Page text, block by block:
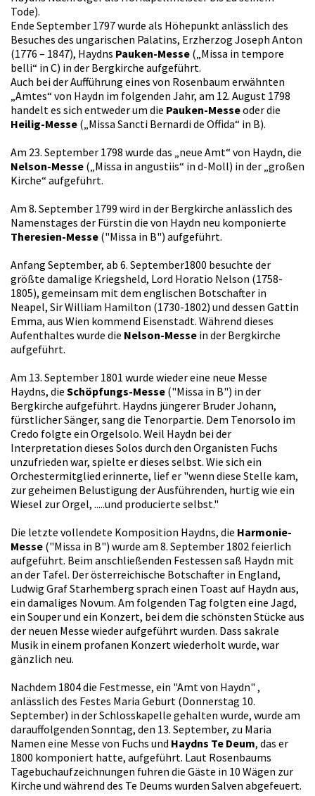
Tode).
Ende September 1797 wurde als Höhepunkt anlässlich des
Besuches des ungarischen Palatins, Erzherzog Joseph Anton
(1776 – 1847), Haydns Pauken-Messe („Missa in tempore
belli“ in C) in der Bergkirche aufgeführt.
Auch bei der Aufführung eines von Rosenbaum erwähnten
„Amtes“ von Haydn im folgenden Jahr, am 12. August 1798
handelt es sich entweder um die Pauken-Messeoder die
Heilig-Messe („Missa Sancti Bernardi de Offida“ in B).
Am 23. September 1798 wurde das „neue Amt“ von Haydn, die
Nelson-Messe („Missa in angustiis“ in d-Moll) in der „großen
Kirche“ aufgeführt.
Am 8. September 1799 wird in der Bergkirche anlässlich des
Namenstages der Fürstin die von Haydn neu komponierte
Theresien-Messe ("Missa in B") aufgeführt.
Anfang September, ab 6. September1800 besuchte der
größte damalige Kriegsheld, Lord Horatio Nelson (1758-
1805), gemeinsam mit dem englischen Botschafter in
Neapel, Sir William Hamilton (1730-1802) und dessen Gattin
Emma, aus Wien kommend Eisenstadt. Während dieses
Aufenthaltes wurde die Nelson-Messe in der Bergkirche
aufgeführt.
Am 13. September 1801 wurde wieder eine neue Messe
Haydns, die Schöpfungs-Messe ("Missa in B") in der
Bergkirche aufgeführt. Haydns jüngerer Bruder Johann,
fürstlicher Sänger, sang die Tenorpartie. Dem Tenorsolo im
Credo folgte ein Orgelsolo. Weil Haydn bei der
Interpretation dieses Solos durch den Organisten Fuchs
unzufrieden war, spielte er dieses selbst. Wie sich ein
Orchestermitglied erinnerte, lief er "wenn diese Stelle kam,
zur geheimen Belustigung der Ausführenden, hurtig wie ein
Wiesel zur Orgel, .....und producierte selbst."
Die letzte vollendete Komposition Haydns, die Harmonie-
Messe ("Missa in B") wurde am 8. September 1802 feierlich
aufgeführt. Beim anschließenden Festessen saß Haydn mit
an der Tafel. Der österreichische Botschafter in England,
Ludwig Graf Starhemberg sprach einen Toast auf Haydn aus,
ein damaliges Novum. Am folgenden Tag folgten eine Jagd,
ein Souper und ein Konzert, bei dem die schönsten Stücke aus
der neuen Messe wieder aufgeführt wurden. Dass sakrale
Musik in einem profanen Konzert wiederholt wurde, war
gänzlich neu.
Nachdem 1804 die Festmesse, ein "Amt von Haydn" ,
anlässlich des Festes Maria Geburt (Donnerstag 10.
September) in der Schlosskapelle gehalten wurde, wurde am
darauffolgenden Sonntag, den 13. September, zu Maria
Namen eine Messe von Fuchs und Haydns Te Deum, das er
1800 komponiert hatte, aufgeführt. Laut Rosenbaums
Tagebuchaufzeichnungen fuhren die Gäste in 10 Wägen zur
Kirche und während des Te Deums wurden Salven abgefeuert.